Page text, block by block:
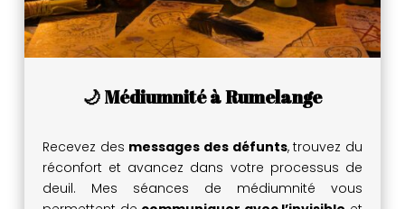
🌙 Médiumnité à Rumelange
Recevez des messages des défunts, trouvez du
réconfort et avancez dans votre processus de
deuil. Mes séances de médiumnité vous